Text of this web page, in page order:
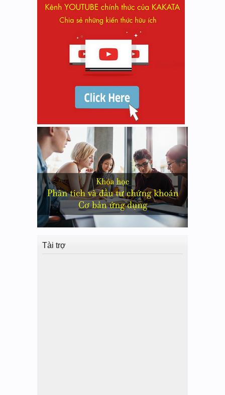
Tài trợ